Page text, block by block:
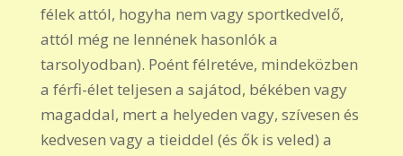
félek attól, hogyha nem vagy sportkedvelő,
attól még ne lennének hasonlók a
tarsolyodban). Poént félretéve, mindeközben
a férfi-élet teljesen a sajátod, békében vagy
magaddal, mert a helyeden vagy, szívesen és
kedvesen vagy a tieiddel (és ők is veled) a